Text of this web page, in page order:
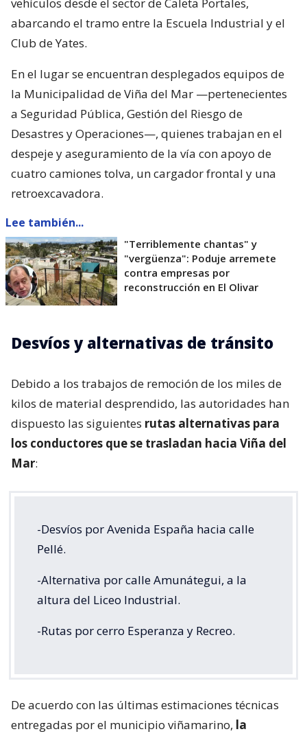
vehículos desde el sector de Caleta Portales,
abarcando el tramo entre la Escuela Industrial y el
Club de Yates.
En el lugar se encuentran desplegados equipos de
la Municipalidad de Viña del Mar —pertenecientes
a Seguridad Pública, Gestión del Riesgo de
Desastres y Operaciones—, quienes trabajan en el
despeje y aseguramiento de la vía con apoyo de
cuatro camiones tolva, un cargador frontal y una
retroexcavadora.
Lee también...
"Terriblemente chantas" y
"vergüenza": Poduje arremete
contra empresas por
reconstrucción en El Olivar
Desvíos y alternativas de tránsito
Debido a los trabajos de remoción de los miles de
kilos de material desprendido, las autoridades han
dispuesto las siguientes rutas alternativas para
los conductores que se trasladan hacia Viña del
Mar:
-Desvíos por Avenida España hacia calle
Pellé.
-Alternativa por calle Amunátegui, a la
altura del Liceo Industrial.
-Rutas por cerro Esperanza y Recreo.
De acuerdo con las últimas estimaciones técnicas
entregadas por el municipio viñamarino, la